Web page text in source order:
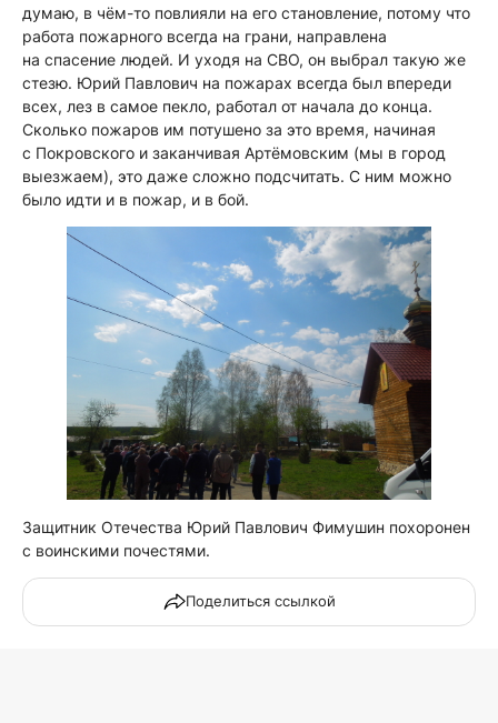
думаю, в чём-то повлияли на его становление, потому что
работа пожарного всегда на грани, направлена
на спасение людей. И уходя на СВО, он выбрал такую же
стезю. Юрий Павлович на пожарах всегда был впереди
всех, лез в самое пекло, работал от начала до конца.
Сколько пожаров им потушено за это время, начиная
с Покровского и заканчивая Артёмовским (мы в город
выезжаем), это даже сложно подсчитать. С ним можно
было идти и в пожар, и в бой.
Защитник Отечества Юрий Павлович Фимушин похоронен
с воинскими почестями.
Поделиться ссылкой